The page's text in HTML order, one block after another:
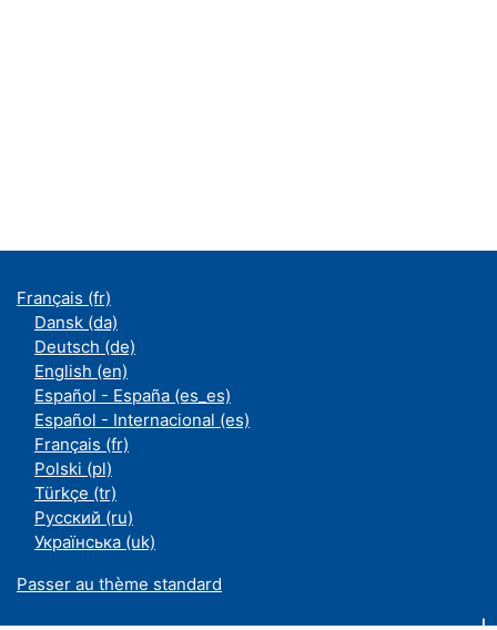
Français ‎(fr)‎
Dansk ‎(da)‎
Deutsch ‎(de)‎
English ‎(en)‎
Español - España ‎(es_es)‎
Español - Internacional ‎(es)‎
Français ‎(fr)‎
Polski ‎(pl)‎
Türkçe ‎(tr)‎
Русский ‎(ru)‎
Українська ‎(uk)‎
Passer au thème standard